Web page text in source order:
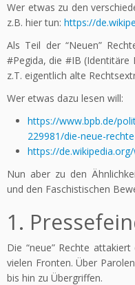
Wer etwas zu den
z.B. hier tun: https://
Als Teil der “Neuen”
#Pegida, die #IB (Identitäre
z.T. eigentlich alte
Wer etwas dazu lesen will:
https://www.bpb.de/
229981/die-neue-
https://
Nun aber zu den
und den Faschistischen
1.
Die “neue” Rechte
vielen Fronten. Über
bis hin zu Übergriffen.